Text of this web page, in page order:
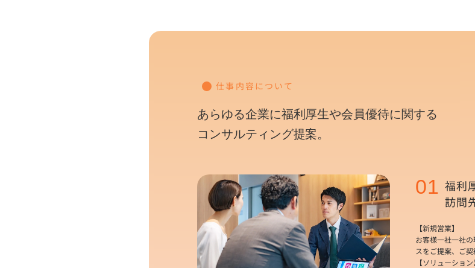
仕事内容について
あらゆる企業に福利厚生や会員優待に関する
コンサルティング提案。
01 福利
訪問
【新規営業】
お客様一社一社
スをご提案、ご契
【ソリューション